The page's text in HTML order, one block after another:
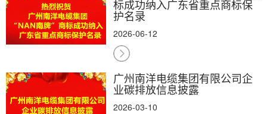
标成功纳入广东省重点商标保
护名录
2026-06-12
广州南洋电缆集团有限公司企
业碳排放信息披露
2026-03-10